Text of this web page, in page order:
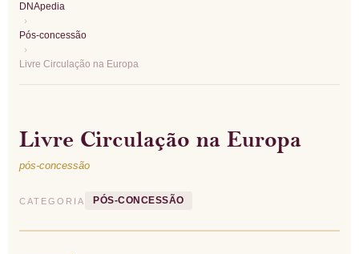
DNApedia
›
Pós-concessão
›
Livre Circulação na Europa
Livre Circulação na Europa
pós-concessão
CATEGORIA PÓS-CONCESSÃO